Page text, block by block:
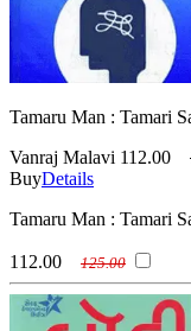
Tamaru Man : Tamari
Vanraj Malavi 112.00
BuyDetails
Tamaru Man : Tamari
112.00 125.00